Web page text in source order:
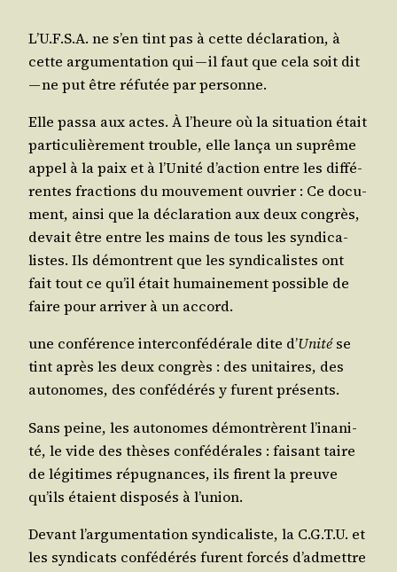
L’U.F.S.A. ne s’en tint pas à cette décla­ra­tion, à
cette argu­men­ta­tion qui — il faut que cela soit dit
— ne put être réfu­tée par personne.
Elle pas­sa aux actes. À l’heure où la situa­tion était
par­ti­cu­liè­re­ment trouble, elle lan­ça un suprême
appel à la paix et à l’U­ni­té d’ac­tion entre les dif­fé­
rentes frac­tions du mou­ve­ment ouvrier : Ce docu­
ment, ain­si que la décla­ra­tion aux deux congrès,
devait être entre les mains de tous les syn­di­ca­
listes. Ils démontrent que les syn­di­ca­listes ont
fait tout ce qu’il était humai­ne­ment pos­sible de
faire pour arri­ver à un accord.
une confé­rence inter­con­fé­dé­rale dite d’Uni­tése
tint après les deux congrès : des uni­taires, des
auto­nomes, des confé­dé­rés y furent présents.
Sans peine, les auto­nomes démon­trèrent l’i­na­ni­
té, le vide des thèses confé­dé­rales : fai­sant taire
de légi­times répu­gnances, ils firent la preuve
qu’ils étaient dis­po­sés à l’union.
Devant l’ar­gu­men­ta­tion syn­di­ca­liste, la C.G.T.U. et
les syn­di­cats confé­dé­rés furent for­cés d’ad­mettre